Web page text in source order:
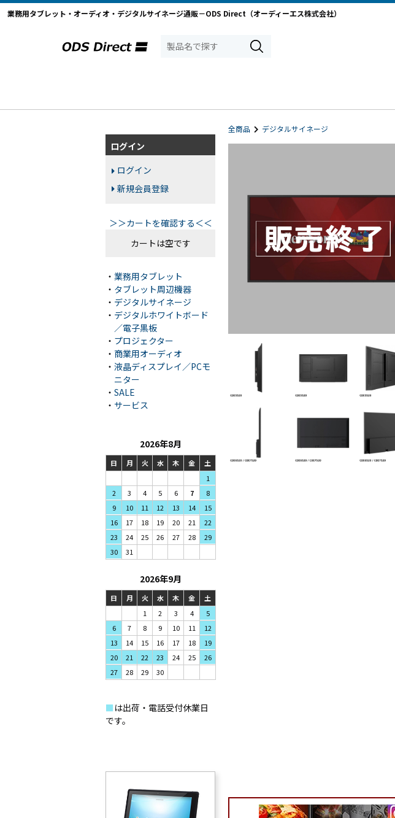
業務用タブレット・オーディオ・デジタルサイネージ通販－ODS Direct（オーディーエス株式会社）
全商品 デジタルサイネージ
ログイン
ログイン
新規会員登録
＞＞カートを確認する＜＜
カートは空です
・ 業務用タブレット
・ タブレット周辺機器
・ デジタルサイネージ
・ デジタルホワイトボード
／電子黒板
・ プロジェクター
・ 商業用オーディオ
・ 液晶ディスプレイ／PCモ
ニター
・ SALE
・ サービス
2026年8月
日 月 火 水 木 金
土
1
2
3 4 5 6 7
8
9
10 11 12 13 14
15
16
17 18 19 20 21
22
23
24 25 26 27 28
29
30
31
2026年9月
日 月 火 水 木 金
土
1
2 3 4
5
6
7 8 9 10 11
12
13
14 15 16 17 18
19
20
21 22 23 24 25
26
27
28 29 30
■ は出荷・電話受付休業日
です。